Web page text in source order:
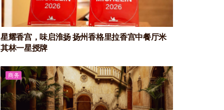
星耀香宫，味启淮扬 扬州香格里拉香宫中餐厅米
其林一星授牌
商务